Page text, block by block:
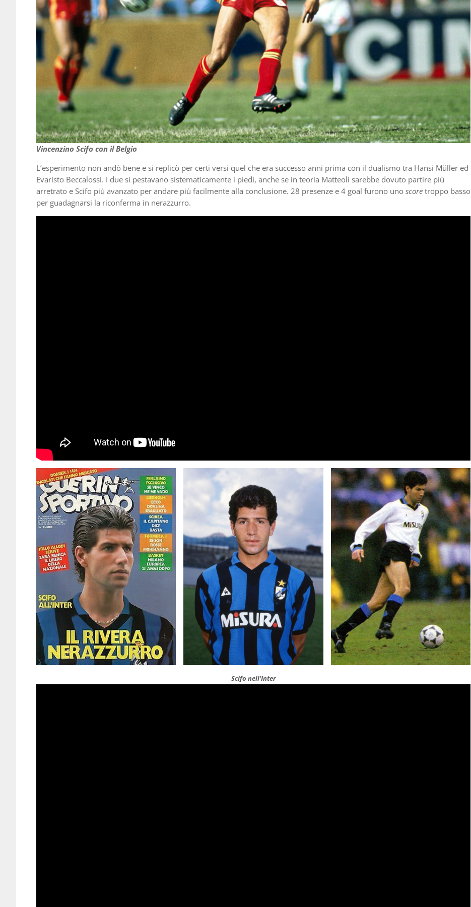
Vincenzino Scifo con il Belgio
L’esperimento non andò bene e si replicò per certi versi quel che era successo anni prima con il dualismo tra Hansi Müller ed
Evaristo Beccalossi. I due si pestavano sistematicamente i piedi, anche se in teoria Matteoli sarebbe dovuto partire più
arretrato e Scifo più avanzato per andare più facilmente alla conclusione. 28 presenze e 4 goal furono uno score troppo basso
per guadagnarsi la riconferma in nerazzurro.
Scifo nell’Inter